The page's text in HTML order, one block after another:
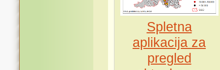
Spletna
aplikacija za
pregled